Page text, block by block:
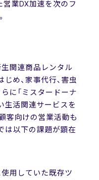
業DX加速を次のフ
生関連商品レンタル
め、家事代行、害虫
に「ミスタードーナ
生活関連サービスを
客向けの営業活動も
は以下の課題が顕在
使用していた既存ツ